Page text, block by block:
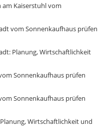
am Kaiserstuhl vom
vom Sonnenkaufhaus prüfen
Planung, Wirtschaftlichkeit
Sonnenkaufhaus prüfen
Sonnenkaufhaus prüfen
Wirtschaftlichkeit und